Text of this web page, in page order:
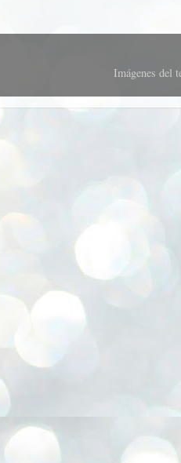
Imágenes del